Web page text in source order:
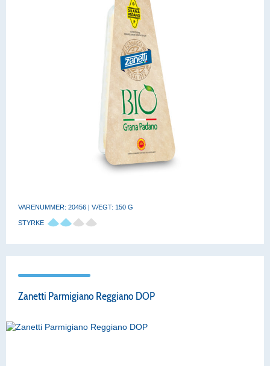
VARENUMMER: 20456 | VÆGT: 150 G
STYRKE
Zanetti Parmigiano Reggiano DOP